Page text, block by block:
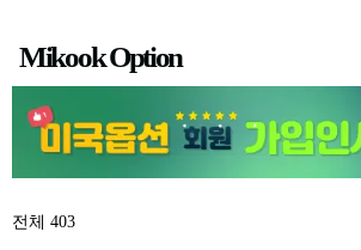
츠
Mikook Option
전체 403